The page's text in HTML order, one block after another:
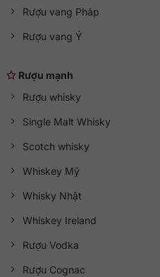
Rượu vang Pháp
Rượu vang Ý
Rượu mạnh
Rượu whisky
Single Malt Whisky
Scotch whisky
Whiskey Mỹ
Whisky Nhật
Whiskey Ireland
Rượu Vodka
Rượu Cognac